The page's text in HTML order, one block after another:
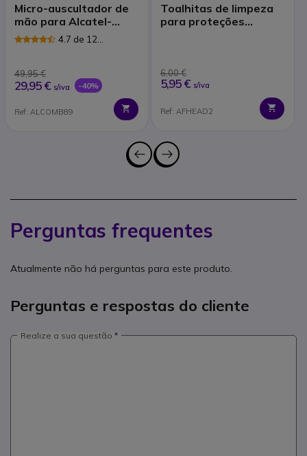
Micro-auscultador de
mão para Alcatel-
Lucent
4.7 de 12
49,95 €
29,95 € s/iva -40%
Ref: ALCOMB89
Toalhitas de limpeza
para proteções
6,00 €
5,95 € s/iva
Ref: AFHEAD2
Perguntas frequentes
Atualmente não há perguntas para este produto.
Perguntas e respostas do cliente
Realize a sua questão